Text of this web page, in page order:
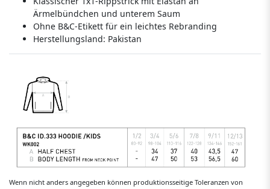
Ärmelbündchen und unterem Saum
Ohne B&C-Etikett für ein leichtes Rebranding
Herstellungsland: Pakistan
Wenn nicht anders angegeben können produktionsseitige Toleranzen von